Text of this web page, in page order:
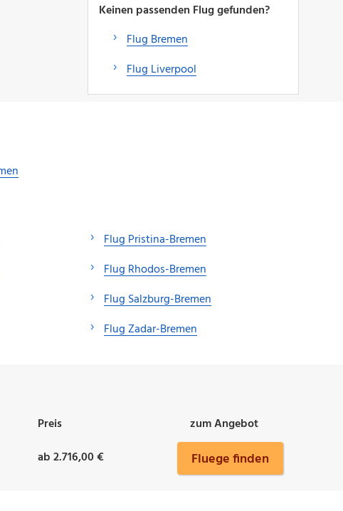
Keinen passenden Flug gefunden?
Flug Bremen
Flug Liverpool
Flug Pristina-Bremen
Flug Rhodos-Bremen
Flug Salzburg-Bremen
Flug Zadar-Bremen
Preis
zum Angebot
ab 2.716,00 € Fluege finden